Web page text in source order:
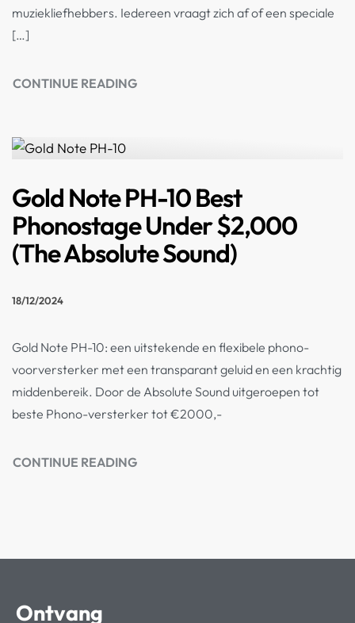
muziekliefhebbers. Iedereen vraagt zich af of een speciale
[…]
CONTINUE READING
Gold Note PH-10 Best
Phonostage Under $2,000
(The Absolute Sound)
18/12/2024
Gold Note PH-10: een uitstekende en flexibele phono-
voorversterker met een transparant geluid en een krachtig
middenbereik. Door de Absolute Sound uitgeroepen tot
beste Phono-versterker tot €2000,-
CONTINUE READING
Ontvang